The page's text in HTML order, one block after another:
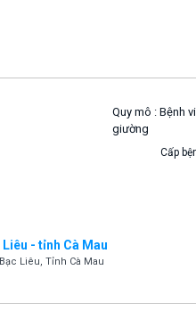
Quy mô :Bệnh
giường
Cấp
- tỉnh Cà Mau
Liêu, Tỉnh Cà Mau